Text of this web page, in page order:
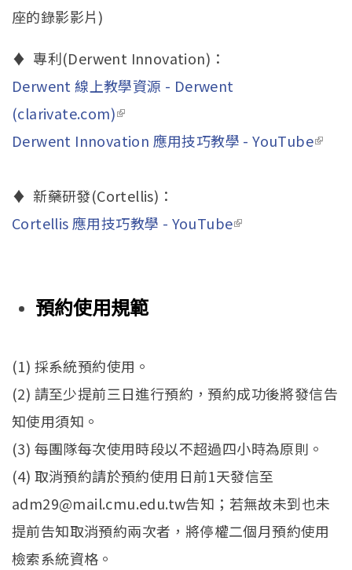
座的錄影影片)
♦ 專利(Derwent Innovation)：
Derwent 線上教學資源 - Derwent
(clarivate.com)(link is external)
Derwent Innovation 應用技巧教學 - YouTube(link
♦ 新藥研發(Cortellis)：
Cortellis 應用技巧教學 - YouTube(link is
預約使用規範
(1) 採系統預約使用。
(2) 請至少提前三日進行預約，預約成功後將發信告
知使用須知。
(3) 每團隊每次使用時段以不超過四小時為原則。
(4) 取消預約請於預約使用日前1天發信至
adm29@mail.cmu.edu.tw告知；若無故未到也未
提前告知取消預約兩次者，將停權二個月預約使用
檢索系統資格。